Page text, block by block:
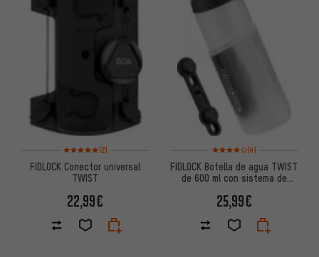
Valoración media: 5 de 5 basada en 2 reseñas
(2)
FIDLOCK Conector universal
TWIST
22,99€
Valoración media: 4 de 5
(4)
FIDLOCK Botella de agua TWIST
de 600 ml con sistema de
25,99€